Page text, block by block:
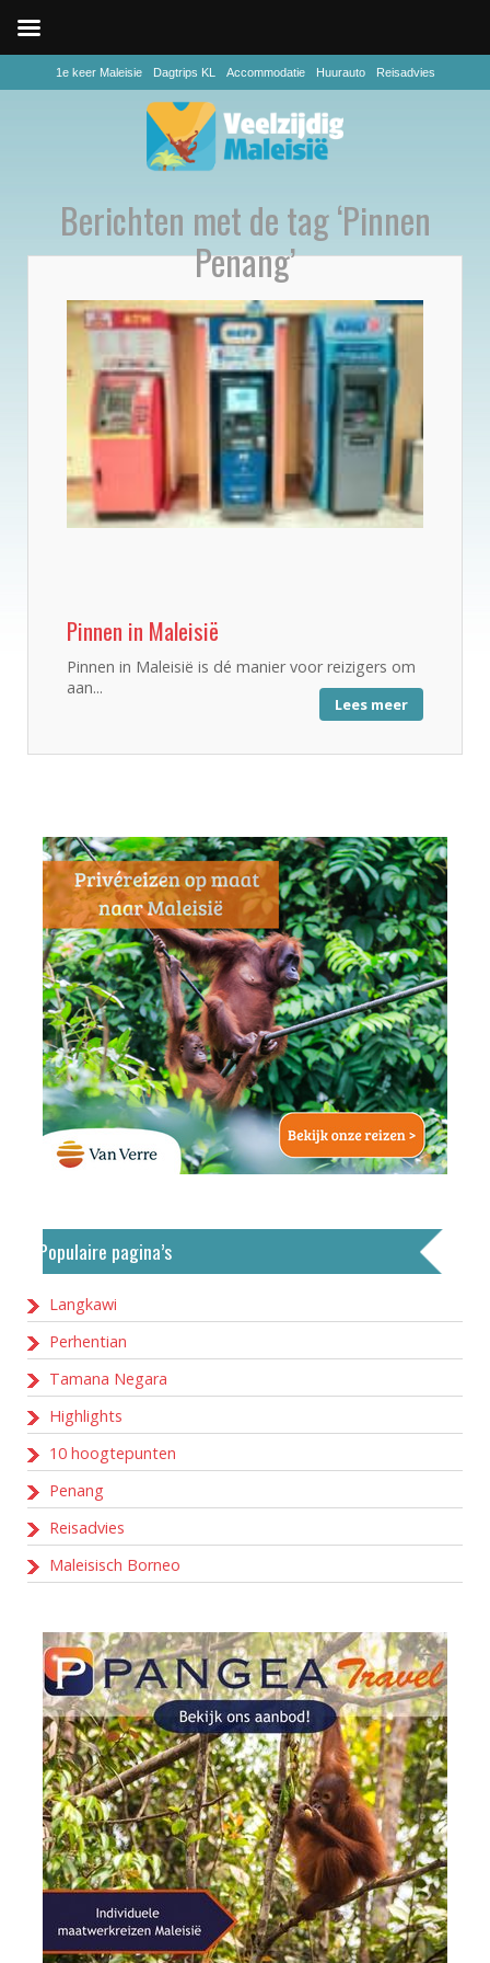
1e keer Maleisie Dagtrips KL Accommodatie Huurauto Reisadvies
Berichten met de tag ‘Pinnen
Penang’
Pinnen in Maleisië
Pinnen in Maleisië is dé manier voor reizigers om
aan...
Lees meer
Populaire pagina’s
Langkawi
Perhentian
Tamana Negara
Highlights
10 hoogtepunten
Penang
Reisadvies
Maleisisch Borneo